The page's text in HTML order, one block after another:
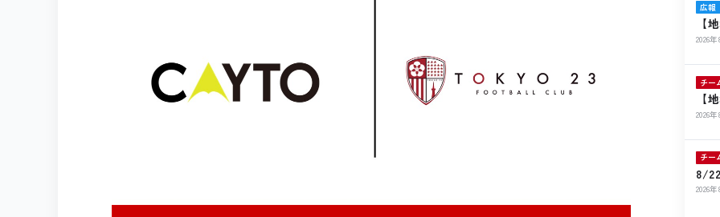
広報
【
ト開
2026
チー
【
ル
2026
チー
8/
ト
2026